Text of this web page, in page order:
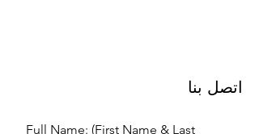
اتصل بنا
Full Name: (First Name & Last